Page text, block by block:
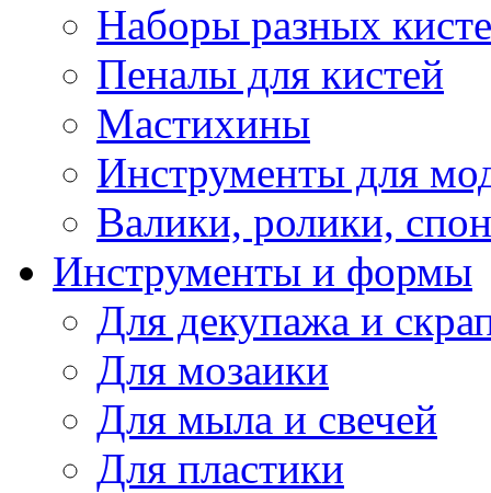
Наборы разных
Пеналы для кистей
Мастихины
Инструменты для
Валики, ролики,
Инструменты и формы
Для декупажа и
Для мозаики
Для мыла и свечей
Для пластики